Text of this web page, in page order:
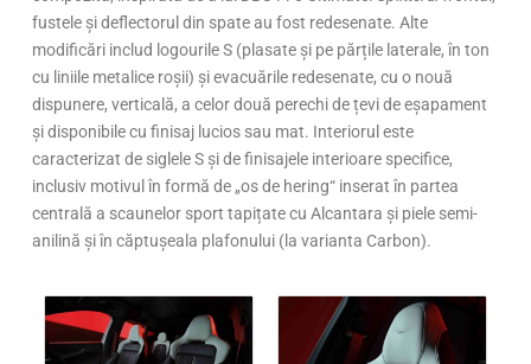
fustele și deflectorul din spate au fost redesenate. Alte
modificări includ logourile S (plasate și pe părțile laterale, în ton
cu liniile metalice roșii) și evacuările redesenate, cu o nouă
dispunere, verticală, a celor două perechi de țevi de eșapament
și disponibile cu finisaj lucios sau mat. Interiorul este
caracterizat de siglele S și de finisajele interioare specifice,
inclusiv motivul în formă de „os de hering“ inserat în partea
centrală a scaunelor sport tapițate cu Alcantara și piele semi-
anilină și în căptușeala plafonului (la varianta Carbon).